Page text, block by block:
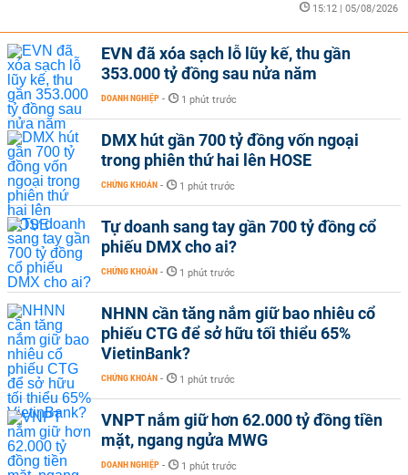
15:12 | 05/08/2026
EVN đã xóa sạch lỗ lũy kế, thu gần
353.000 tỷ đồng sau nửa năm
DOANH NGHIỆP - 1 phút trước
DMX hút gần 700 tỷ đồng vốn ngoại
trong phiên thứ hai lên HOSE
CHỨNG KHOÁN - 1 phút trước
Tự doanh sang tay gần 700 tỷ đồng cổ
phiếu DMX cho ai?
CHỨNG KHOÁN - 1 phút trước
NHNN cần tăng nắm giữ bao nhiêu cổ
phiếu CTG để sở hữu tối thiểu 65%
VietinBank?
CHỨNG KHOÁN - 1 phút trước
VNPT nắm giữ hơn 62.000 tỷ đồng tiền
mặt, ngang ngửa MWG
DOANH NGHIỆP - 1 phút trước